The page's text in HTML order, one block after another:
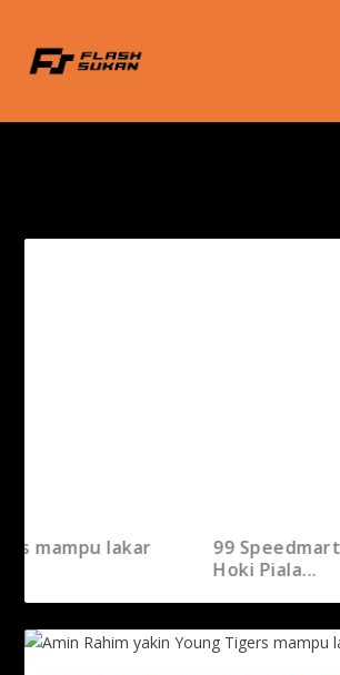
lakar
99 Speedmart sah
Hoki Piala...